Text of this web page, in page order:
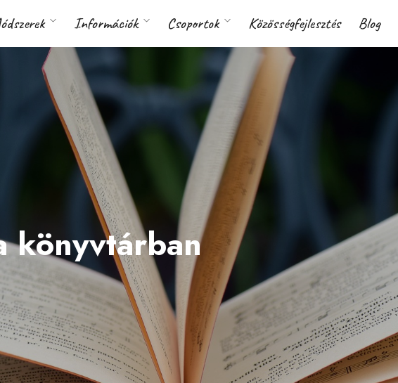
Információk Csoportok Közösségfejlesztés Blog
könyvtárban